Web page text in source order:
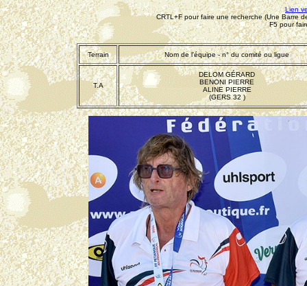
Lien
CRTL+F pour faire une recherche (Une Barre
F5 pour
Terrain Nom de l'équipe - n° du comité ou ligue
T.A
DELOM GÉRARD
BENONI PIERRE
ALINE PIERRE
(GERS 32 )